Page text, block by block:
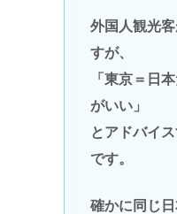
外国人観光
すが、
「東京＝日
がいい」
とアドバイ
です。
確かに同じ